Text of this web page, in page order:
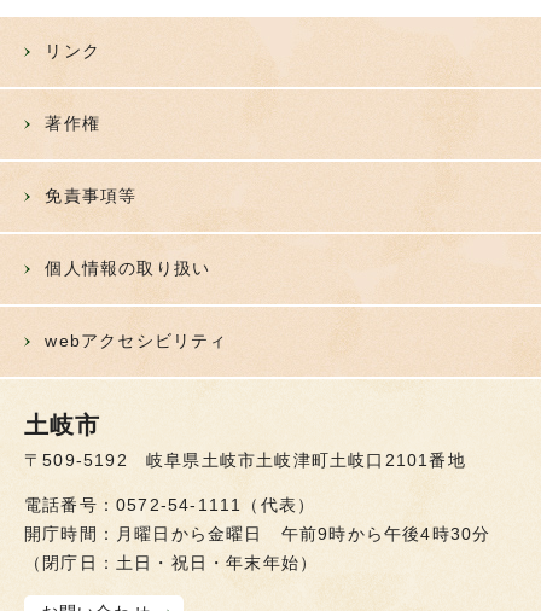
リンク
著作権
免責事項等
個人情報の取り扱い
webアクセシビリティ
土岐市
〒509-5192 岐阜県土岐市土岐津町土岐口2101番地
電話番号：0572-54-1111（代表）
開庁時間：月曜日から金曜日 午前9時から午後4時30分
（閉庁日：土日・祝日・年末年始）